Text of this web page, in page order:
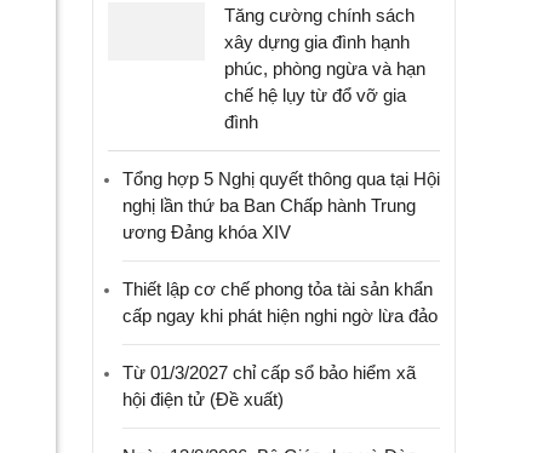
Tăng cường chính sách
xây dựng gia đình hạnh
phúc, phòng ngừa và hạn
chế hệ lụy từ đổ vỡ gia
đình
Tổng hợp 5 Nghị quyết thông qua tại Hội
nghị lần thứ ba Ban Chấp hành Trung
ương Đảng khóa XIV
Thiết lập cơ chế phong tỏa tài sản khẩn
cấp ngay khi phát hiện nghi ngờ lừa đảo
Từ 01/3/2027 chỉ cấp sổ bảo hiểm xã
hội điện tử (Đề xuất)